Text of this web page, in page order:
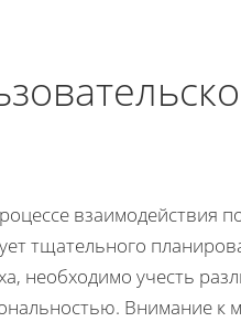
взаимодействия
тщательного
необходимо учесть
Внимание к